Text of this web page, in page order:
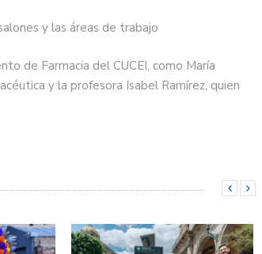
y las áreas de trabajo
de Farmacia del CUCEI, como María
y la profesora Isabel Ramírez, quien